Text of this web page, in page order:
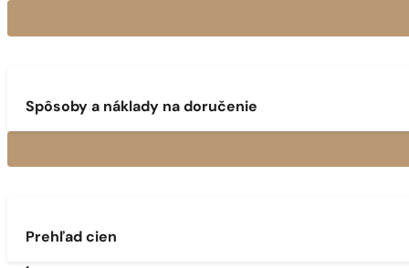
Spôsoby a náklady na doručenie
Prehľad cien